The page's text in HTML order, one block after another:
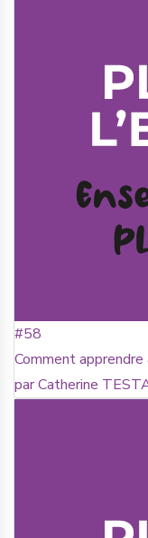
#58
Comment
par Catherine